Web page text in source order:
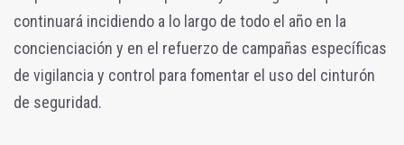
continuará incidiendo a lo largo de todo el año en la
concienciación y en el refuerzo de campañas específicas
de vigilancia y control para fomentar el uso del cinturón
de seguridad.